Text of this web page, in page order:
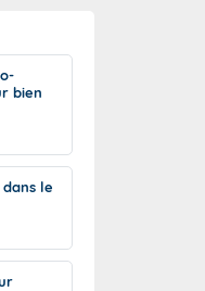
à J+7
à l'échelle
bien
le